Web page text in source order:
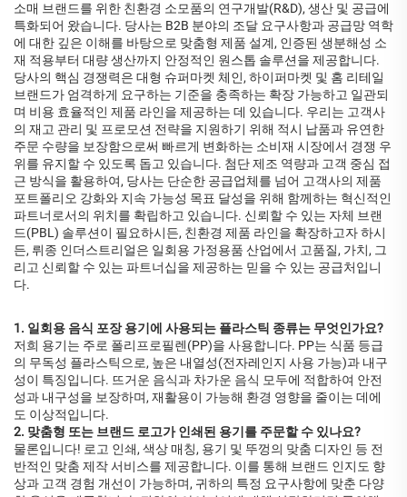
소매 브랜드를 위한 친환경 소모품의 연구개발(R&D), 생산 및 공급에
특화되어 왔습니다. 당사는 B2B 분야의 조달 요구사항과 공급망 역학
에 대한 깊은 이해를 바탕으로 맞춤형 제품 설계, 인증된 생분해성 소
재 적용부터 대량 생산까지 안정적인 원스톱 솔루션을 제공합니다.
당사의 핵심 경쟁력은 대형 슈퍼마켓 체인, 하이퍼마켓 및 홈 리테일
브랜드가 엄격하게 요구하는 기준을 충족하는 확장 가능하고 일관되
며 비용 효율적인 제품 라인을 제공하는 데 있습니다. 우리는 고객사
의 재고 관리 및 프로모션 전략을 지원하기 위해 적시 납품과 유연한
주문 수량을 보장함으로써 빠르게 변화하는 소비재 시장에서 경쟁 우
위를 유지할 수 있도록 돕고 있습니다. 첨단 제조 역량과 고객 중심 접
근 방식을 활용하여, 당사는 단순한 공급업체를 넘어 고객사의 제품
포트폴리오 강화와 지속 가능성 목표 달성을 위해 함께하는 혁신적인
파트너로서의 위치를 확립하고 있습니다. 신뢰할 수 있는 자체 브랜
드(PBL) 솔루션이 필요하시든, 친환경 제품 라인을 확장하고자 하시
든, 뤼종 인더스트리얼은 일회용 가정용품 산업에서 고품질, 가치, 그
리고 신뢰할 수 있는 파트너십을 제공하는 믿을 수 있는 공급처입니
다.
1. 일회용 음식 포장 용기에 사용되는 플라스틱 종류는 무엇인가요?
저희 용기는 주로 폴리프로필렌(PP)을 사용합니다. PP는 식품 등급
의 무독성 플라스틱으로, 높은 내열성(전자레인지 사용 가능)과 내구
성이 특징입니다. 뜨거운 음식과 차가운 음식 모두에 적합하여 안전
성과 내구성을 보장하며, 재활용이 가능해 환경 영향을 줄이는 데에
도 이상적입니다.
2. 맞춤형 또는 브랜드 로고가 인쇄된 용기를 주문할 수 있나요?
물론입니다! 로고 인쇄, 색상 매칭, 용기 및 뚜껑의 맞춤 디자인 등 전
반적인 맞춤 제작 서비스를 제공합니다. 이를 통해 브랜드 인지도 향
상과 고객 경험 개선이 가능하며, 귀하의 특정 요구사항에 맞춘 다양